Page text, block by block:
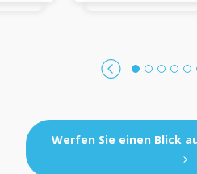
Werfen Sie einen Blick